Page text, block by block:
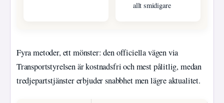
allt smidigare
Fyra metoder, ett mönster: den officiella vägen via
Transportstyrelsen är kostnadsfri och mest pålitlig, medan
tredjepartstjänster erbjuder snabbhet men lägre aktualitet.